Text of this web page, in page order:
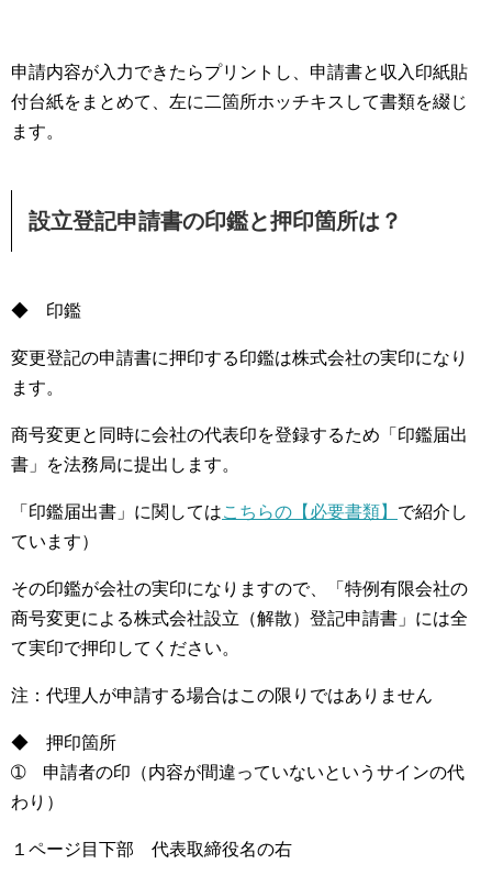
申請内容が入力できたらプリントし、申請書と収入印紙貼
付台紙をまとめて、左に二箇所ホッチキスして書類を綴じ
ます。
設立登記申請書の印鑑と押印箇所は？
◆ 印鑑
変更登記の申請書に押印する印鑑は株式会社の実印になり
ます。
商号変更と同時に会社の代表印を登録するため「印鑑届出
書」を法務局に提出します。
「印鑑届出書」に関してはこちらの【必要書類】 で紹介し
ています）
その印鑑が会社の実印になりますので、「特例有限会社の
商号変更による株式会社設立（解散）登記申請書」には全
て実印で押印してください。
注：代理人が申請する場合はこの限りではありません
◆ 押印箇所
➀ 申請者の印（内容が間違っていないというサインの代
わり）
１ページ目下部 代表取締役名の右